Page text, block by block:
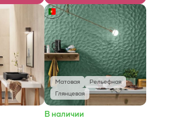
Матовая
Рельефная
Глянцевая
В наличии